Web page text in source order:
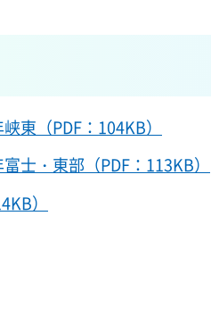
東（PDF：104KB）
士・東部（PDF：113KB）
）